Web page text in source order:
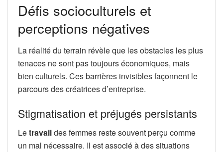
Défis socioculturels et
perceptions négatives
La réalité du terrain révèle que les obstacles les plus
tenaces ne sont pas toujours économiques, mais
bien culturels. Ces barrières invisibles façonnent le
parcours des créatrices d’entreprise.
Stigmatisation et préjugés persistants
Letravaildes femmes reste souvent perçu comme
un mal nécessaire. Il est associé à des situations